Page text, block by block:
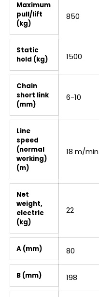
Maximum
pull/lift
(kg)
850
Static
hold (kg)
1500
Chain
short link
(mm)
6-10
Line
speed
(normal
working)
(m)
18 m/min
Net
weight,
electric
(kg)
22
A (mm) 80
B (mm) 198